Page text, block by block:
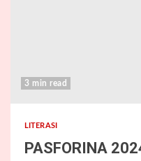
3 min read
LITERASI
PASFORINA